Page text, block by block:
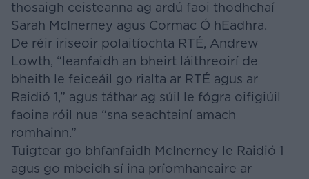
thosaigh ceisteanna ag ardú faoi thodhchaí
Sarah McInerney agus Cormac Ó hEadhra.
De réir iriseoir polaitíochta RTÉ, Andrew
Lowth, “leanfaidh an bheirt láithreoirí de
bheith le feiceáil go rialta ar RTÉ agus ar
Raidió 1,” agus táthar ag súil le fógra oifigiúil
faoina róil nua “sna seachtainí amach
romhainn.”
Tuigtear go bhfanfaidh McInerney le Raidió 1
agus go mbeidh sí ina príomhancaire ar